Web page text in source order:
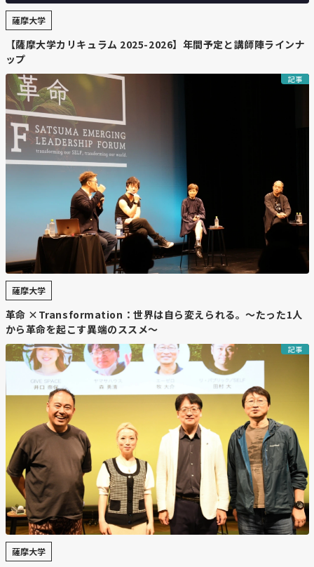
薩摩大学
【薩摩大学カリキュラム 2025-2026】年間予定と講師陣ラインナ
ップ
記事
薩摩大学
革命 ×Transformation：世界は自ら変えられる。〜たった1人
から革命を起こす異端のススメ〜
記事
薩摩大学